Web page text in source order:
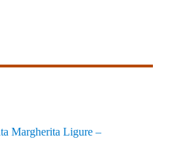
Margherita Ligure –